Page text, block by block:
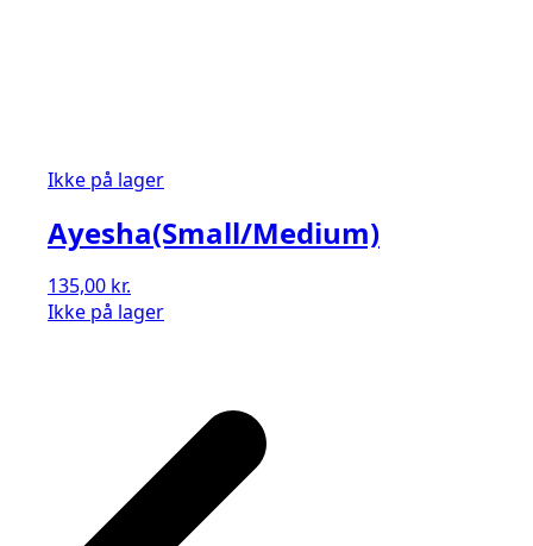
Ikke på lager
Ayesha(Small/Medium)
135,00 kr.
Ikke på lager